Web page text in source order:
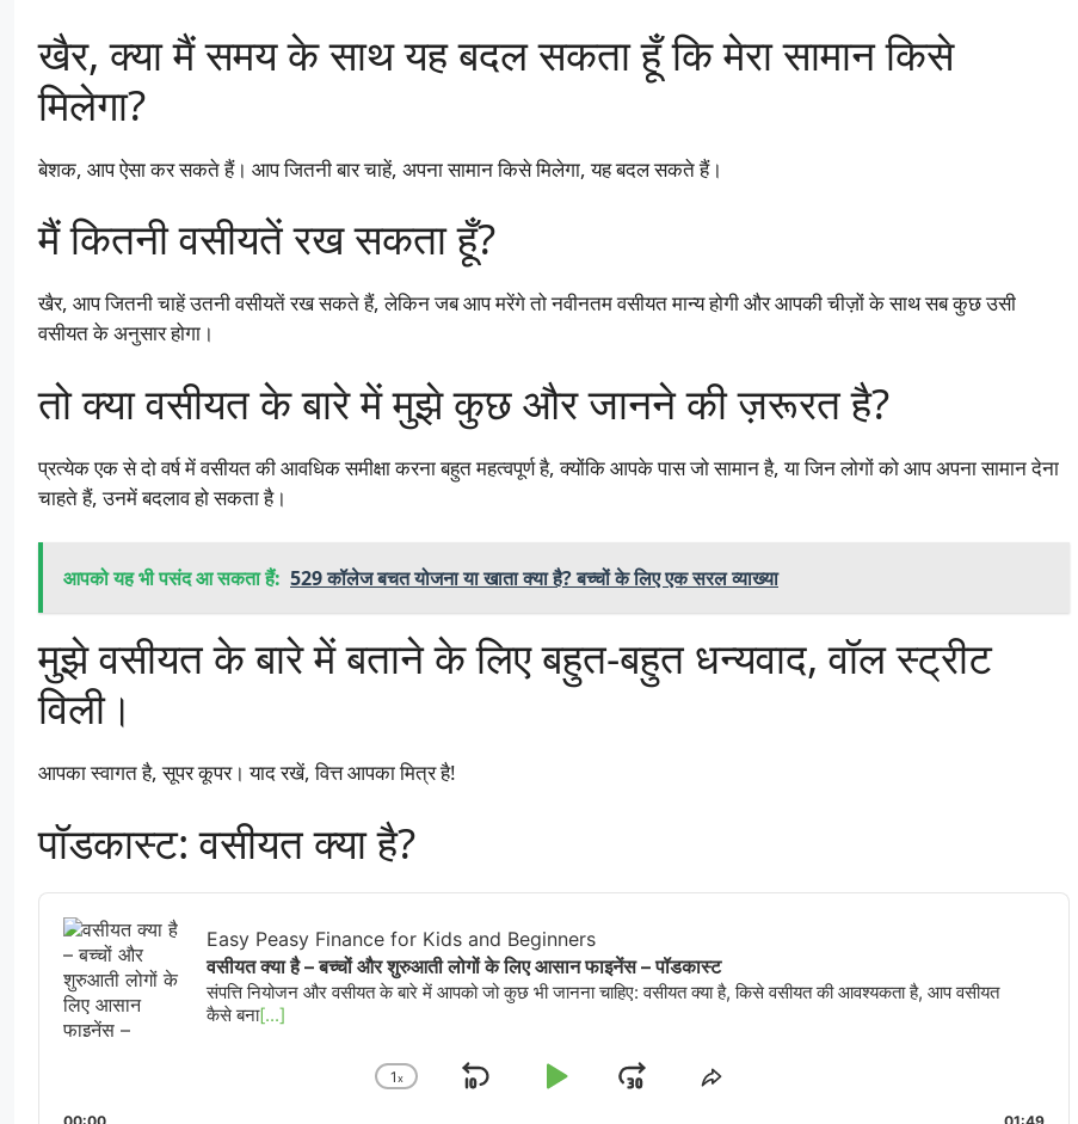
खैर, क्या मैं समय के साथ यह बदल सकता हूँ कि मेरा सामान किसे
मिलेगा?
बेशक, आप ऐसा कर सकते हैं। आप जितनी बार चाहें, अपना सामान किसे मिलेगा, यह बदल सकते हैं।
मैं कितनी वसीयतें रख सकता हूँ?
खैर, आप जितनी चाहें उतनी वसीयतें रख सकते हैं, लेकिन जब आप मरेंगे तो नवीनतम वसीयत मान्य होगी और आपकी चीज़ों के साथ सब कुछ उसी
वसीयत के अनुसार होगा।
तो क्या वसीयत के बारे में मुझे कुछ और जानने की ज़रूरत है?
प्रत्येक एक से दो वर्ष में वसीयत की आवधिक समीक्षा करना बहुत महत्वपूर्ण है, क्योंकि आपके पास जो सामान है, या जिन लोगों को आप अपना सामान देना
चाहते हैं, उनमें बदलाव हो सकता है।
आपको यह भी पसंद आ सकता हैं: 529 कॉलेज बचत योजना या खाता क्या है? बच्चों के लिए एक सरल व्याख्या
मुझे वसीयत के बारे में बताने के लिए बहुत-बहुत धन्यवाद, वॉल स्ट्रीट
विली।
आपका स्वागत है, सूपर कूपर। याद रखें, वित्त आपका मित्र है!
पॉडकास्ट: वसीयत क्या है?
Audio
Player
Easy Peasy Finance for Kids and Beginners
वसीयत क्या है – बच्चों और शुरुआती लोगों के लिए आसान फाइनेंस – पॉडकास्ट
संपत्ति नियोजन और वसीयत के बारे में आपको जो कुछ भी जानना चाहिए: वसीयत क्या है, किसे वसीयत की आवश्यकता है, आप वसीयत
कैसे बना[...]
प्लेबैक
1x
पीछे
चलाएँ
आगे
इस